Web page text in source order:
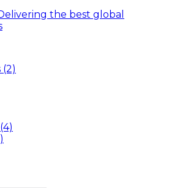
the best global
(2)
(4)